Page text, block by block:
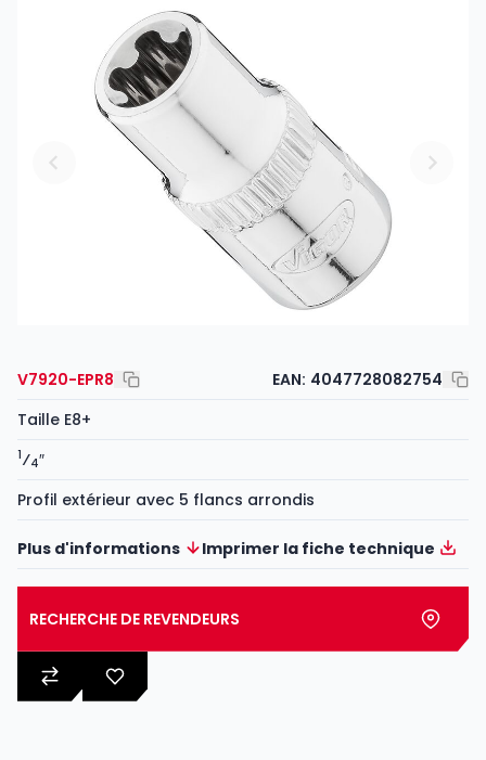
V7920-EPR8 EAN: 4047728082754
Taille E8+
1⁄4″
Profil extérieur avec 5 flancs arrondis
Plus d'informations Imprimer la fiche technique
RECHERCHE DE REVENDEURS